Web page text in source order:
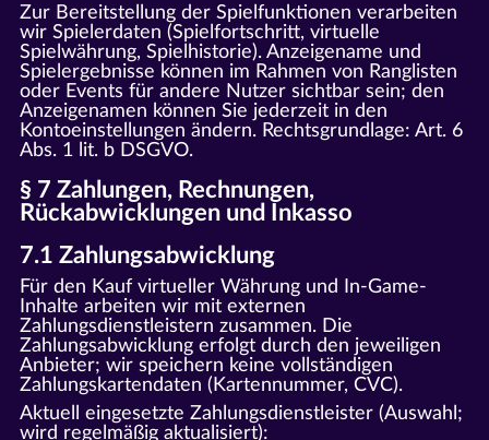
Zur Bereitstellung der Spielfunktionen verarbeiten
wir Spielerdaten (Spielfortschritt, virtuelle
Spielwährung, Spielhistorie). Anzeigename und
Spielergebnisse können im Rahmen von Ranglisten
oder Events für andere Nutzer sichtbar sein; den
Anzeigenamen können Sie jederzeit in den
Kontoeinstellungen ändern. Rechtsgrundlage: Art. 6
Abs. 1 lit. b DSGVO.
§ 7 Zahlungen, Rechnungen,
Rückabwicklungen und Inkasso
7.1 Zahlungsabwicklung
Für den Kauf virtueller Währung und In-Game-
Inhalte arbeiten wir mit externen
Zahlungsdienstleistern zusammen. Die
Zahlungsabwicklung erfolgt durch den jeweiligen
Anbieter; wir speichern keine vollständigen
Zahlungskartendaten (Kartennummer, CVC).
Aktuell eingesetzte Zahlungsdienstleister (Auswahl;
wird regelmäßig aktualisiert):